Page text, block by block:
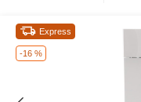
-16 %
Express